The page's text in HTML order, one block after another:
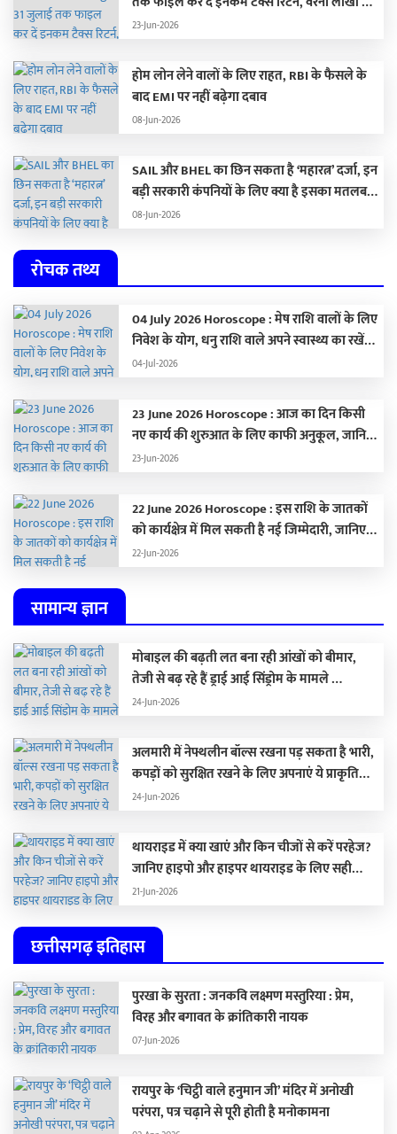
लगेगा जुर्माना
23-Jun-2026
होम लोन लेने वालों के लिए राहत, RBI के फैसले के
बाद EMI पर नहीं बढ़ेगा दबाव
08-Jun-2026
SAIL और BHEL का छिन सकता है ‘महारत्न’ दर्जा, इन
बड़ी सरकारी कंपनियों के लिए क्या है इसका मतलब…
08-Jun-2026
रोचक तथ्य
04 July 2026 Horoscope : मेष राशि वालों के लिए
निवेश के योग, धनु राशि वाले अपने स्वास्थ्य का रखें
ध्यान,
04-Jul-2026
23 June 2026 Horoscope : आज का दिन किसी
नए कार्य की शुरुआत के लिए काफी अनुकूल, जानिए
अपना राशिफल …
23-Jun-2026
22 June 2026 Horoscope : इस राशि के जातकों
को कार्यक्षेत्र में मिल सकती है नई जिम्मेदारी, जानिए
अपना राशिफल
22-Jun-2026
सामान्य ज्ञान
मोबाइल की बढ़ती लत बना रही आंखों को बीमार,
तेजी से बढ़ रहे हैं ड्राई आई सिंड्रोम के मामले …
24-Jun-2026
अलमारी में नेफ्थलीन बॉल्स रखना पड़ सकता है भारी,
कपड़ों को सुरक्षित रखने के लिए अपनाएं ये प्राकृतिक
विकल्प …
24-Jun-2026
थायराइड में क्या खाएं और किन चीजों से करें परहेज?
जानिए हाइपो और हाइपर थायराइड के लिए सही
डाइट
21-Jun-2026
छत्तीसगढ़ इतिहास
पुरखा के सुरता : जनकवि लक्ष्मण मस्तुरिया : प्रेम,
विरह और बगावत के क्रांतिकारी नायक
07-Jun-2026
रायपुर के ‘चिट्ठी वाले हनुमान जी’ मंदिर में अनोखी
परंपरा, पत्र चढ़ाने से पूरी होती है मनोकामना